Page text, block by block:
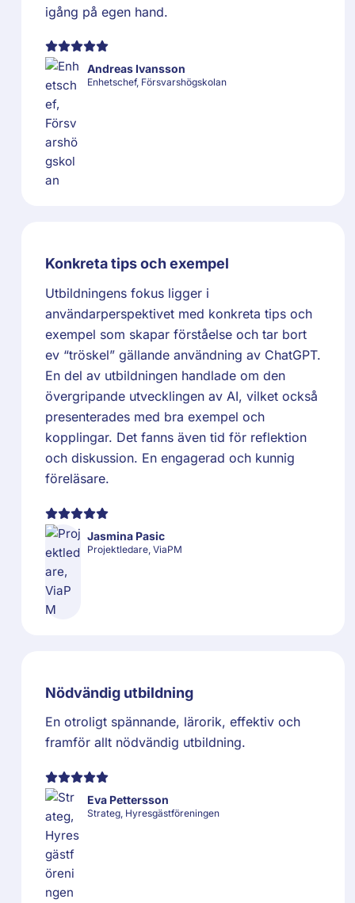
igång på egen hand.
Andreas Ivansson
Enhetschef, Försvarshögskolan
Konkreta tips och exempel
Utbildningens fokus ligger i
användarperspektivet med konkreta tips och
exempel som skapar förståelse och tar bort
ev “tröskel” gällande användning av ChatGPT.
En del av utbildningen handlade om den
övergripande utvecklingen av AI, vilket också
presenterades med bra exempel och
kopplingar. Det fanns även tid för reflektion
och diskussion. En engagerad och kunnig
föreläsare.
Jasmina Pasic
Projektledare, ViaPM
Nödvändig utbildning
En otroligt spännande, lärorik, effektiv och
framför allt nödvändig utbildning.
Eva Pettersson
Strateg, Hyresgästföreningen